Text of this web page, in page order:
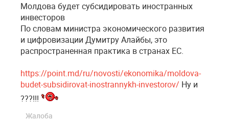
Молдова будет субсидировать иностранных
инвесторов
По словам министра экономического развития
и цифровизации Думитру Алайбы, это
распространенная практика в странах ЕС.
https://point.md/ru/novosti/ekonomika/moldova-
budet-subsidirovat-inostrannykh-investorov/ Ну и
???!!!
Жалоба